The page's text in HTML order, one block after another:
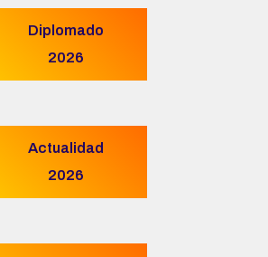
Diplomado
2026
Actualidad
2026